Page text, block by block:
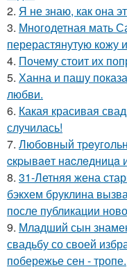
2. Я не знаю, как она
3. Многодетная мать
перерастянутую
4. Почему стоит их
5. Ханна и пашу
любви.
6. Какая красивая
случилась!
7. Любoвный
cкpывaeт нacлeдницa
8. 31-Летняя жена
бэкхем бруклина
после публикации
9. Младший сын
свадьбу со своей
побережье сен - тропе.